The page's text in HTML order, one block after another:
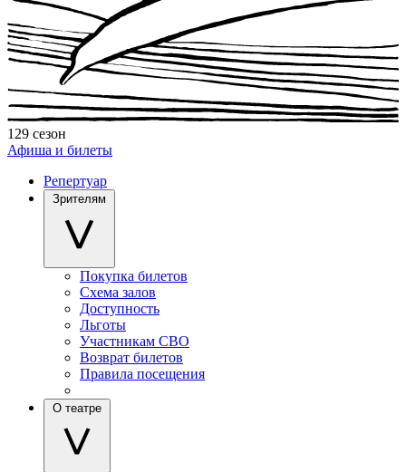
129 сезон
Афиша и билеты
Репертуар
Зрителям
Покупка билетов
Схема залов
Доступность
Льготы
Участникам СВО
Возврат билетов
Правила посещения
О театре